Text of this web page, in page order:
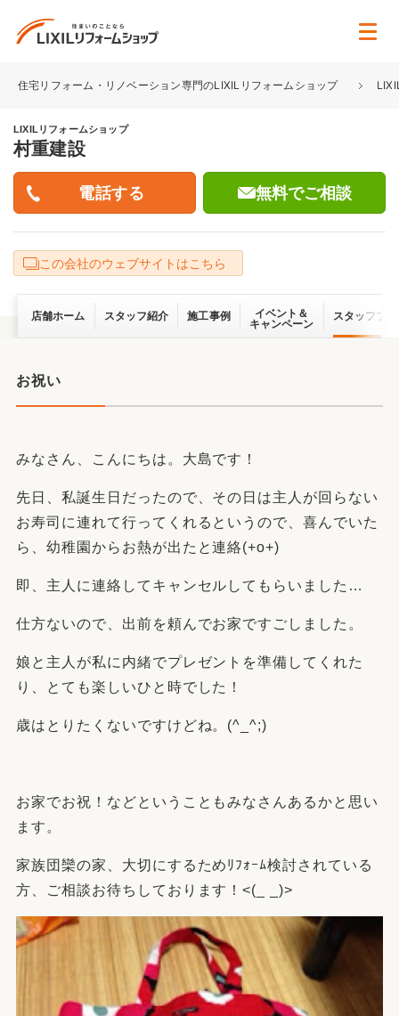
住宅リフォーム・リノベーション専門のLIXILリフォームショップ
LIXILリフォームショップ
村重建設
無料でご相談
この会社のウェブサイトはこちら
店舗ホーム スタッフ紹介 施工事例
イベント＆
キャンペーン
スタッフブ
お祝い
みなさん、こんにちは。大島です！
先日、私誕生日だったので、その日は主人が回らない
お寿司に連れて行ってくれるというので、喜んでいた
ら、幼稚園からお熱が出たと連絡(+o+)
即、主人に連絡してキャンセルしてもらいました…
仕方ないので、出前を頼んでお家ですごしました。
娘と主人が私に内緒でプレゼントを準備してくれた
り、とても楽しいひと時でした！
歳はとりたくないですけどね。(^_^;)
お家でお祝！などということもみなさんあるかと思い
ます。
家族団欒の家、大切にするためﾘﾌｫｰﾑ検討されている
方、ご相談お待ちしております！<(_ _)>